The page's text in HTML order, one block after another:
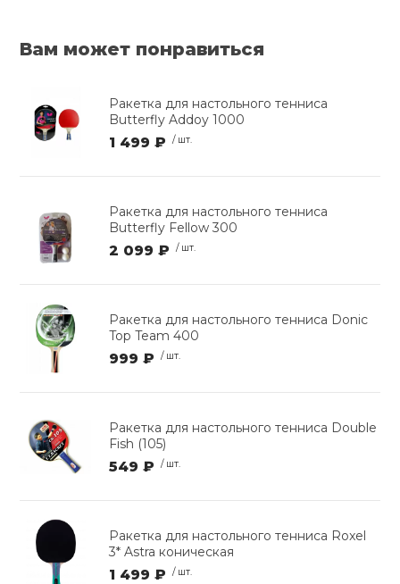
Вам может понравиться
Ракетка для настольного тенниса
Butterfly Addoy 1000
1 499 ₽ / шт.
Ракетка для настольного тенниса
Butterfly Fellow 300
2 099 ₽ / шт.
Ракетка для настольного тенниса Donic
Top Team 400
999 ₽ / шт.
Ракетка для настольного тенниса Double
Fish (105)
549 ₽ / шт.
Ракетка для настольного тенниса Roxel
3* Astra коническая
1 499 ₽ / шт.